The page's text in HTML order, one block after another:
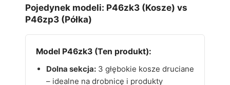
Pojedynek modeli: P46zk3 (Kosze) vs
P46zp3 (Półka)
Model P46zk3 (Ten produkt):
Dolna sekcja: 3 głębokie kosze druciane
– idealne na drobnicę i produkty